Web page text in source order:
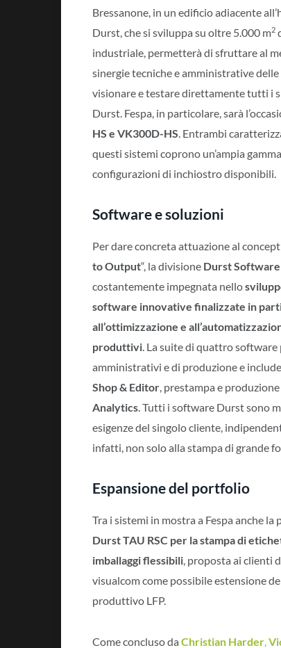
Bressanone, in un edificio adiacente
Durst, che si sviluppa su oltre 5.000 m2
industriale, permetterà di sfruttare al
sinergie tecniche e amministrative
visionare e testare direttamente tutti i
Durst. Fespa, in particolare, sarà
HS e VK300D-HS . Entrambi
questi sistemi coprono un’ampia
configurazioni di inchiostro disponibili.
Software e soluzioni
Per dare concreta attuazione al concept
to Output“, la divisione Durst
costantemente impegnata nello
software innovative finalizzate in
all’ottimizzazione e
produttivi . La suite di quattro
amministrativi e di produzione e
Shop & Editor , prestampa e
Analytics . Tutti i software Durst sono
esigenze del singolo cliente,
infatti, non solo alla stampa di grande
Espansione del portfolio
Tra i sistemi in mostra a Fespa anche la
Durst TAU RSC per la stampa di
imballaggi flessibili, proposta ai clienti
visualcom come possibile estensione
produttivo LFP.
Come concluso da Christian Harder